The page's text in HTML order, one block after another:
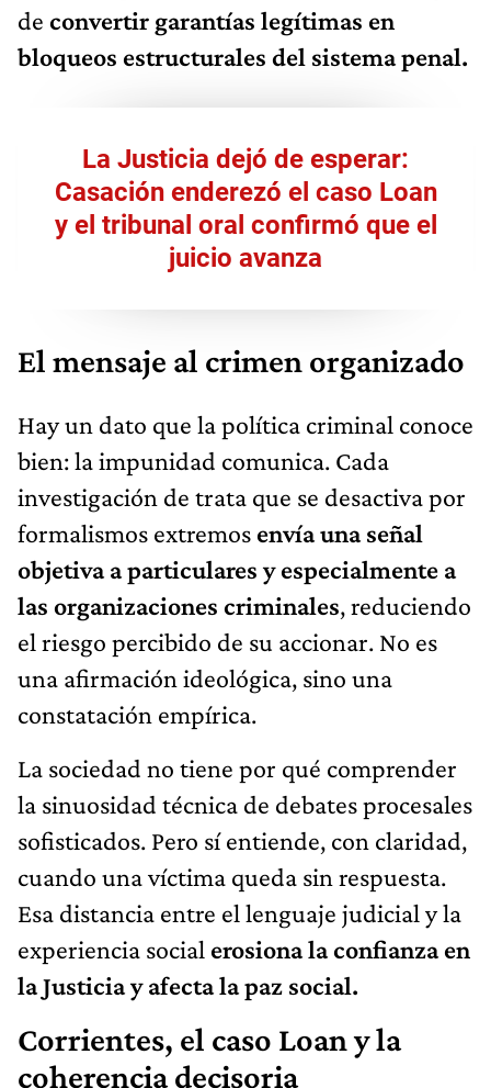
de convertir garantías legítimas en
bloqueos estructurales del sistema penal.
La Justicia dejó de esperar:
Casación enderezó el caso Loan
y el tribunal oral confirmó que el
juicio avanza
El mensaje al crimen organizado
Hay un dato que la política criminal conoce
bien: la impunidad comunica. Cada
investigación de trata que se desactiva por
formalismos extremos envía una señal
objetiva a particulares y especialmente a
las organizaciones criminales, reduciendo
el riesgo percibido de su accionar. No es
una afirmación ideológica, sino una
constatación empírica.
La sociedad no tiene por qué comprender
la sinuosidad técnica de debates procesales
sofisticados. Pero sí entiende, con claridad,
cuando una víctima queda sin respuesta.
Esa distancia entre el lenguaje judicial y la
experiencia social erosiona la confianza en
la Justicia y afecta la paz social.
Corrientes, el caso Loan y la
coherencia decisoria